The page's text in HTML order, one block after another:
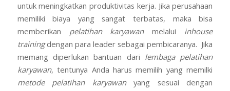
untuk meningkatkan produktivitas kerja. Jika perusahaan
memiliki biaya yang sangat terbatas, maka bisa
memberikan pelatihankaryawanmelalui inhouse
trainingdengan para leader sebagai pembicaranya. Jika
memang diperlukan bantuan dari lembaga pelatihan
karyawan, tentunya Anda harus memilih yang memilki
metode pelatihan karyawanyang sesuai dengan